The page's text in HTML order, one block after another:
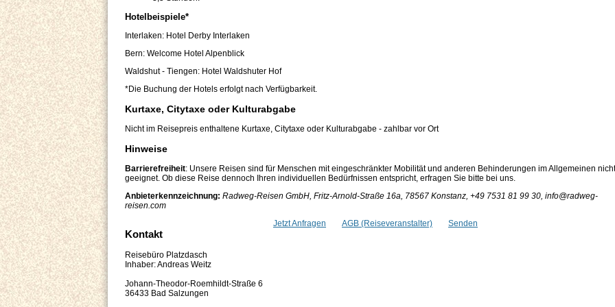
Hotelbeispiele*
Interlaken: Hotel Derby Interlaken
Bern: Welcome Hotel Alpenblick
Waldshut - Tiengen: Hotel Waldshuter Hof
*Die Buchung der Hotels erfolgt nach Verfügbarkeit.
Kurtaxe, Citytaxe oder Kulturabgabe
Nicht im Reisepreis enthaltene Kurtaxe, Citytaxe oder Kulturabgabe - zahlbar vor Ort
Hinweise
Barrierefreiheit: Unsere Reisen sind für Menschen mit eingeschränkter Mobilität und anderen Behinderungen im Allgemeinen nicht
geeignet. Ob diese Reise dennoch Ihren individuellen Bedürfnissen entspricht, erfragen Sie bitte bei uns.
Anbieterkennzeichnung: Radweg-Reisen GmbH, Fritz-Arnold-Straße 16a, 78567 Konstanz, +49 7531 81 99 30, info@radweg-
reisen.com
Jetzt Anfragen
AGB (Reiseveranstalter) Senden
Kontakt
Reisebüro Platzdasch
Inhaber: Andreas Weitz
Johann-Theodor-Roemhildt-Straße 6
36433 Bad Salzungen